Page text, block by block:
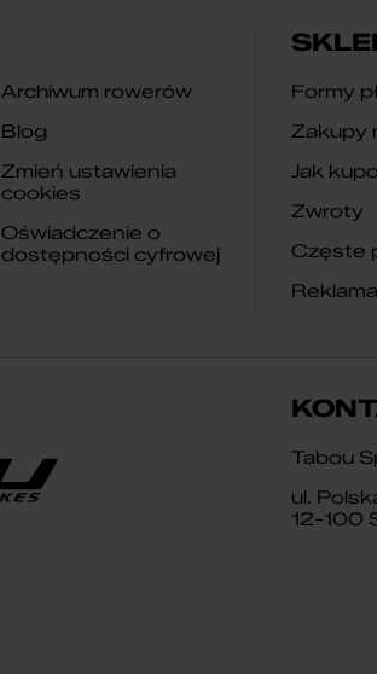
Archiwum rowerów
Blog
Zmień ustawienia
cookies
Oświadczenie o
dostępności cyfrowej
Formy
Zakupy
Jak
Zwroty
Częste
Tabou
ul.
12-100